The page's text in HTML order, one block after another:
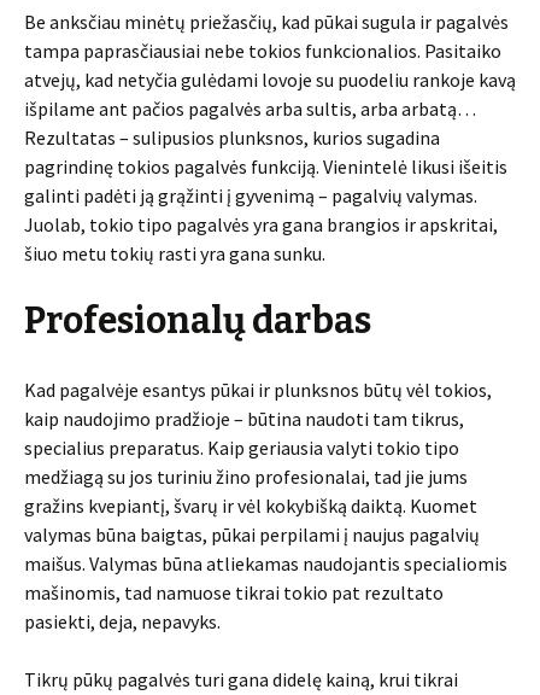
Be anksčiau minėtų priežasčių, kad pūkai sugula ir pagalvės
tampa paprasčiausiai nebe tokios funkcionalios. Pasitaiko
atvejų, kad netyčia gulėdami lovoje su puodeliu rankoje kavą
išpilame ant pačios pagalvės arba sultis, arba arbatą…
Rezultatas – sulipusios plunksnos, kurios sugadina
pagrindinę tokios pagalvės funkciją. Vienintelė likusi išeitis
galinti padėti ją grąžinti į gyvenimą – pagalvių valymas.
Juolab, tokio tipo pagalvės yra gana brangios ir apskritai,
šiuo metu tokių rasti yra gana sunku.
Profesionalų darbas
Kad pagalvėje esantys pūkai ir plunksnos būtų vėl tokios,
kaip naudojimo pradžioje – būtina naudoti tam tikrus,
specialius preparatus. Kaip geriausia valyti tokio tipo
medžiagą su jos turiniu žino profesionalai, tad jie jums
gražins kvepiantį, švarų ir vėl kokybišką daiktą. Kuomet
valymas būna baigtas, pūkai perpilami į naujus pagalvių
maišus. Valymas būna atliekamas naudojantis specialiomis
mašinomis, tad namuose tikrai tokio pat rezultato
pasiekti, deja, nepavyks.
Tikrų pūkų pagalvės turi gana didelę kainą, krui tikrai